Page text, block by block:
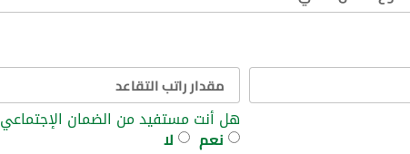
هل أنت مستفيد من الضمان الإجتماعي
نعم لا